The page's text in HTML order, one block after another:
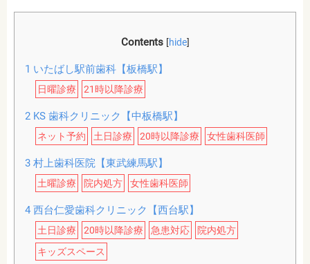
Contents [hide]
1 いたばし駅前歯科【板橋駅】
日曜診療 21時以降診療
2KS 歯科クリニック【中板橋駅】
ネット予約 土日診療 20時以降診療 女性歯科医師
3村上歯科医院【東武練馬駅】
土曜診療 院内処方 女性歯科医師
4西台仁愛歯科クリニック【西台駅】
土日診療 20時以降診療 急患対応
院内処方
キッズスペース